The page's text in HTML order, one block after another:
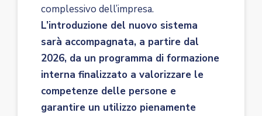
complessivo dell’impresa.
L’introduzione del nuovo sistema
sarà accompagnata, a partire dal
2026, da un programma di formazione
interna finalizzato a valorizzare le
competenze delle persone e
garantire un utilizzo pienamente